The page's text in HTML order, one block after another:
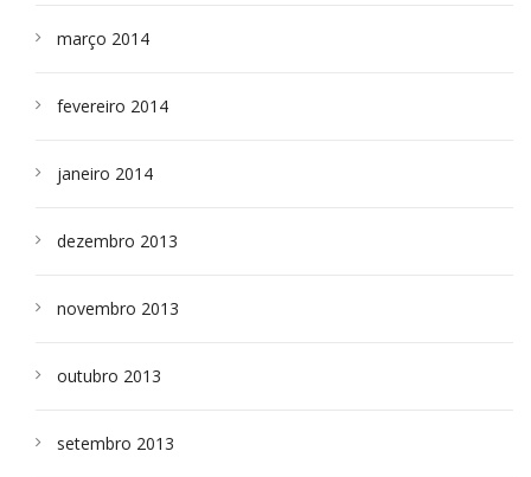
março 2014
fevereiro 2014
janeiro 2014
dezembro 2013
novembro 2013
outubro 2013
setembro 2013